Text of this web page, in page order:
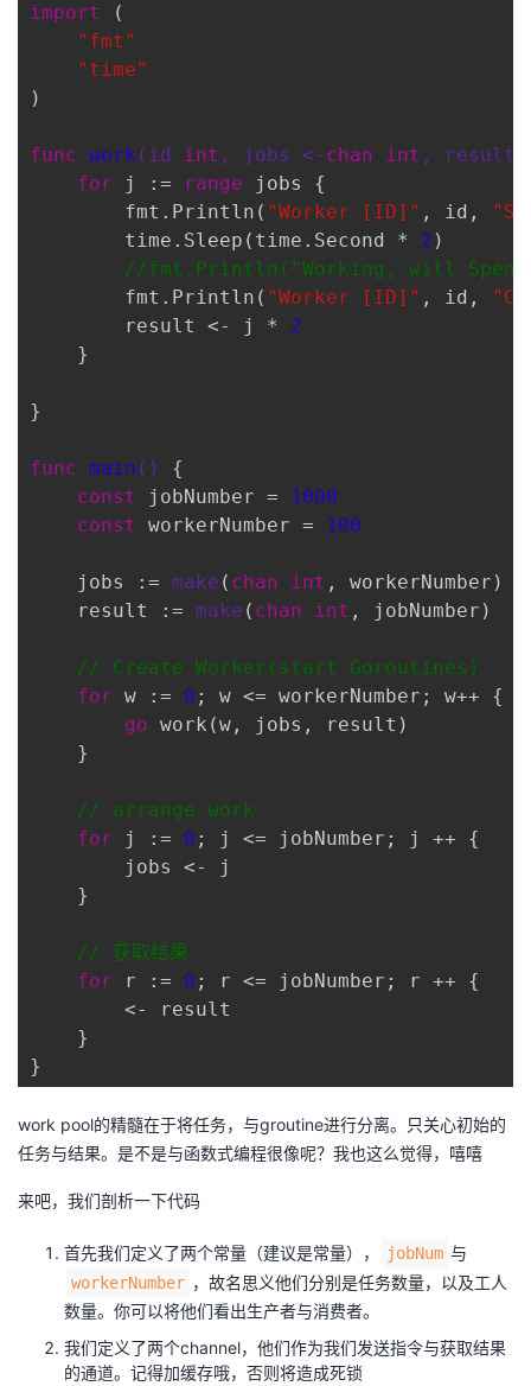
发
证
实
的
Programs
的
持
建
import
(
"fmt"
"time"
)
func work (id int , jobs <- chan int , result
for j := range jobs {
fmt.Println( "Worker [ID]" , id,
time.Sleep(time.Second * 2 )
//fmt.Println("Working, will Spend
fmt.Println( "Worker [ID]" , id,
result <- j * 2
}
}
func main ()
{
const
jobNumber =
1000
const
workerNumber = 100
jobs := make ( chan int , workerNumber)
result := make ( chan int , jobNumber)
// Create Worker(start Goroutines)
for w := 0 ; w <= workerNumber; w++ {
go work(w, jobs, result)
}
// arrange work
for j := 0 ; j <= jobNumber; j ++ {
jobs <- j
}
// 获取结果
for r := 0 ; r <= jobNumber; r ++ {
<- result
}
work pool的精髓在于将任务，与groutine进行分离。只关心初始的
任务与结果。是不是与函数式编程很像呢？我也这么觉得，嘻嘻
来吧，我们剖析一下代码
首先我们定义了两个常量（建议是常量）， jobNum 与
workerNumber ，故名思义他们分别是任务数量，以及工人
数量。你可以将他们看出生产者与消费者。
我们定义了两个channel，他们作为我们发送指令与获取结果
的通道。记得加缓存哦，否则将造成死锁